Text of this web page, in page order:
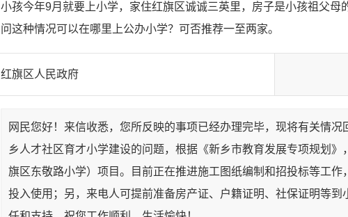
小孩今年9月就要上小学，家住红旗区诚诚三英里，房子是小孩祖父
问这种情况可以在哪里上公办小学？可否推荐一至两家。
红旗区人民政府
网民您好！来信收悉，您所反映的事项已经办理完毕，现将有关情
乡人才社区育才小学建设的问题，根据《新乡市教育发展专项规划
旗区东敬路小学）项目。目前正在推进施工图纸编制和招投标等工
投入使用；另，来电人可提前准备房产证、户籍证明、社保证明等